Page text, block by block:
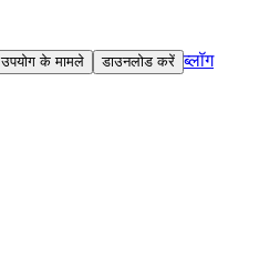
उपयोग के मामले डाउनलोड करें ब्लॉग